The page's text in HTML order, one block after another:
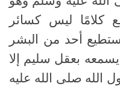
كلامًا ليس كسائر
أحد من البشر
يسمعه بعقل سليم إلا
الله صلى الله عليه